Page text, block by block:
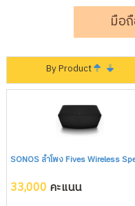
มือ
By Product
SONOS ลำโพง Fives Wireless
33,000 คะแนน